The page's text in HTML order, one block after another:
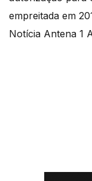
empreitada em
Notícia Antena 1